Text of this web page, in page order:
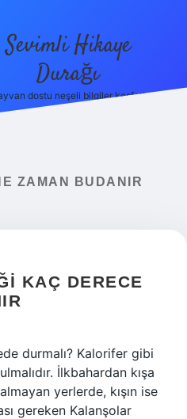
Sevimli Hikaye
Durağı
dostu neşeli bilgiler keşfet!
ZAMAN BUDANIR
KAÇ DERECE
durmalı? Kalorifer gibi
İlkbahardan kışa
yerlerde, kışın ise
gereken Kalanşolar